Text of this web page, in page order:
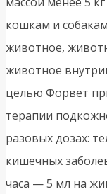
кошкам и
животное,
животное
целью Форвет
терапии
разовых дозах:
кишечных
часа — 5 мл на